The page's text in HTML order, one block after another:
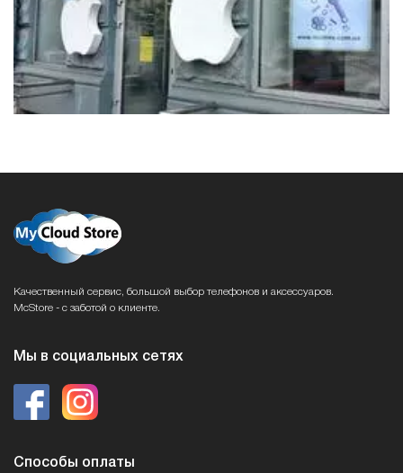
Качественный сервис, большой выбор телефонов и аксессуаров.
McStore - с заботой о клиенте.
Мы в социальных сетях
Способы оплаты